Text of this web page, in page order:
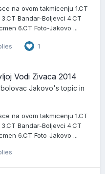
na ovom takmicenju 1.CT
Bandar-Boljevci 4.CT
6.CT Foto-Jakovo ...
1
Vodi Zivaca 2014
Jakovo's topic in
na ovom takmicenju 1.CT
Bandar-Boljevci 4.CT
6.CT Foto-Jakovo ...